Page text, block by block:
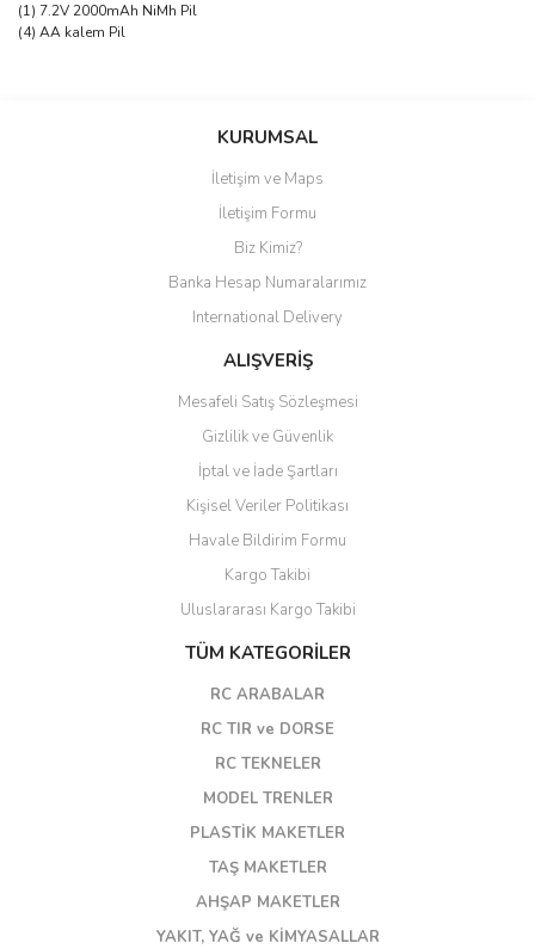
(1) 7.2V 2000mAh NiMh Pil
(4) AA kalem Pil
Bu ürüne ilk yorumu siz yapın!
KURUMSAL
İletişim ve Maps
İletişim Formu
Biz Kimiz?
Banka Hesap Numaralarımız
International Delivery
ALIŞVERİŞ
Mesafeli Satış Sözleşmesi
Gizlilik ve Güvenlik
İptal ve İade Şartları
Kişisel Veriler Politikası
Havale Bildirim Formu
Kargo Takibi
Uluslararası Kargo Takibi
TÜM KATEGORİLER
RC ARABALAR
RC TIR ve DORSE
RC TEKNELER
MODEL TRENLER
PLASTİK MAKETLER
TAŞ MAKETLER
AHŞAP MAKETLER
YAKIT, YAĞ ve KİMYASALLAR